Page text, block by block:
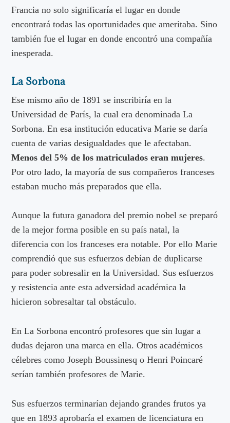
Francia no solo significaría el lugar en donde
encontrará todas las oportunidades que ameritaba. Sino
también fue el lugar en donde encontró una compañía
inesperada.
La Sorbona
Ese mismo año de 1891 se inscribiría en la
Universidad de París, la cual era denominada La
Sorbona. En esa institución educativa Marie se daría
cuenta de varias desigualdades que le afectaban.
Menos del 5% de los matriculados eran mujeres.
Por otro lado, la mayoría de sus compañeros franceses
estaban mucho más preparados que ella.
Aunque la futura ganadora del premio nobel se preparó
de la mejor forma posible en su país natal, la
diferencia con los franceses era notable. Por ello Marie
comprendió que sus esfuerzos debían de duplicarse
para poder sobresalir en la Universidad. Sus esfuerzos
y resistencia ante esta adversidad académica la
hicieron sobresaltar tal obstáculo.
En La Sorbona encontró profesores que sin lugar a
dudas dejaron una marca en ella. Otros académicos
célebres como Joseph Boussinesq o Henri Poincaré
serían también profesores de Marie.
Sus esfuerzos terminarían dejando grandes frutos ya
que en 1893 aprobaría el examen de licenciatura en